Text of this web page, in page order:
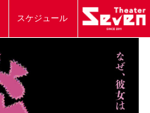
スケジュール